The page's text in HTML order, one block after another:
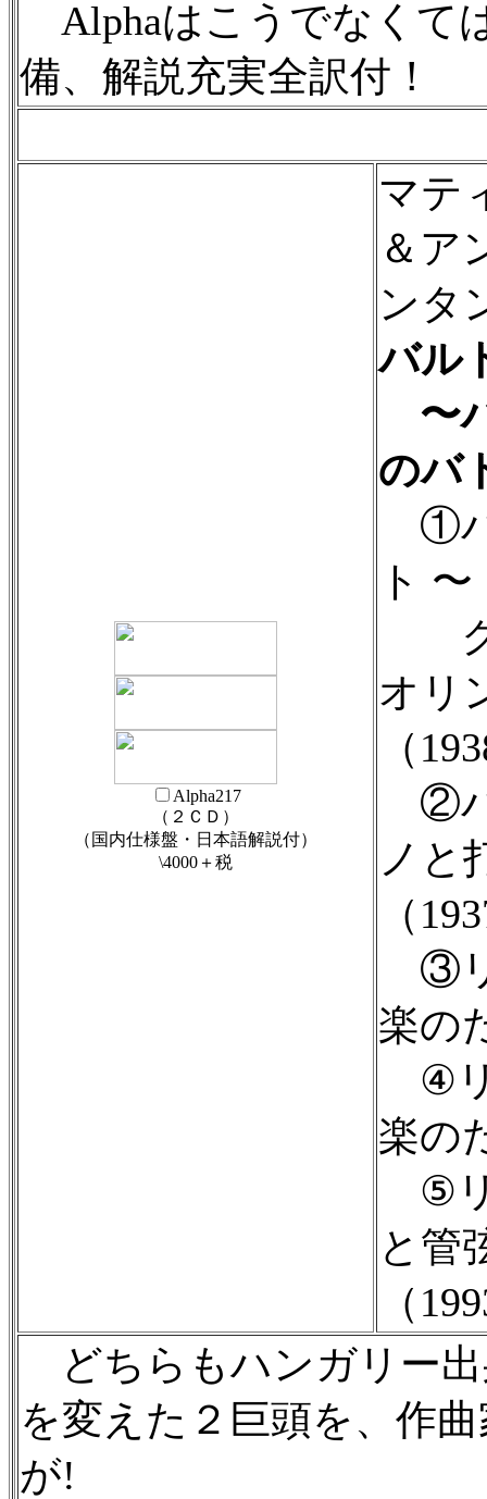
Alphaはこうでなくて
備、解説充実全訳付！
Alpha217
（２ＣＤ）
（国内仕様盤・日本語解説付）
\4000＋税
マテ
＆ア
ンタ
バル
〜
のバ
①バ
ト 〜
ク
オリ
（
②バ
ノと
（
③リ
楽の
④リ
楽の
⑤リ
と管
（
どちらもハンガリー出
を変えた２巨頭を、作
が!